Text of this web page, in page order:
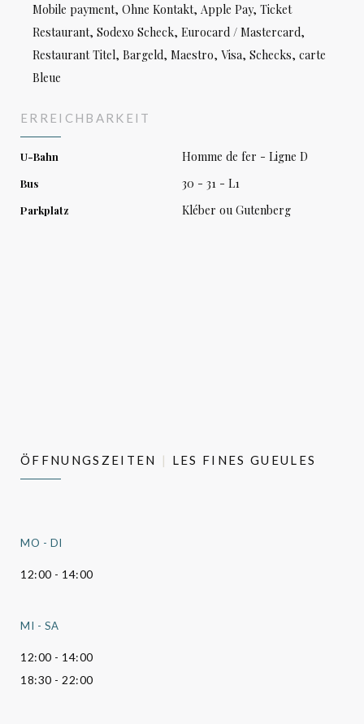
Mobile payment, Ohne Kontakt, Apple Pay, Ticket
Restaurant, Sodexo Scheck, Eurocard / Mastercard,
Restaurant Titel, Bargeld, Maestro, Visa, Schecks, carte
Bleue
ERREICHBARKEIT
U-Bahn Homme de fer - Ligne D
Bus 30 - 31 - L1
Parkplatz Kléber ou Gutenberg
ÖFFNUNGSZEITEN LES FINES GUEULES
MO - DI
12:00 - 14:00
MI - SA
12:00 - 14:00
18:30 - 22:00